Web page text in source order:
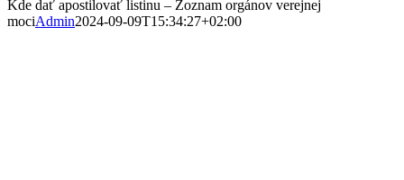
Kde dať apostilovať listinu – Zoznam orgánov verejnej
mociAdmin2024-09-09T15:34:27+02:00